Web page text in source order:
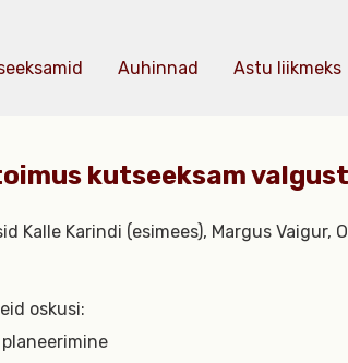
Auhinnad Astu liikmeks
kutseeksam
Kalle Karindi (esimees), Margus Vaigur,
oskusi: